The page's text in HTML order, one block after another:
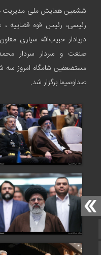
صفحه نخست
سروش
ششمین همایش ملی مدیریت
رئیسی، رئیس قوه قضاییه ،
دریادار حبیب‌الله سیاری
صنعت و سردار سردار
صداوسیما برگزار شد.